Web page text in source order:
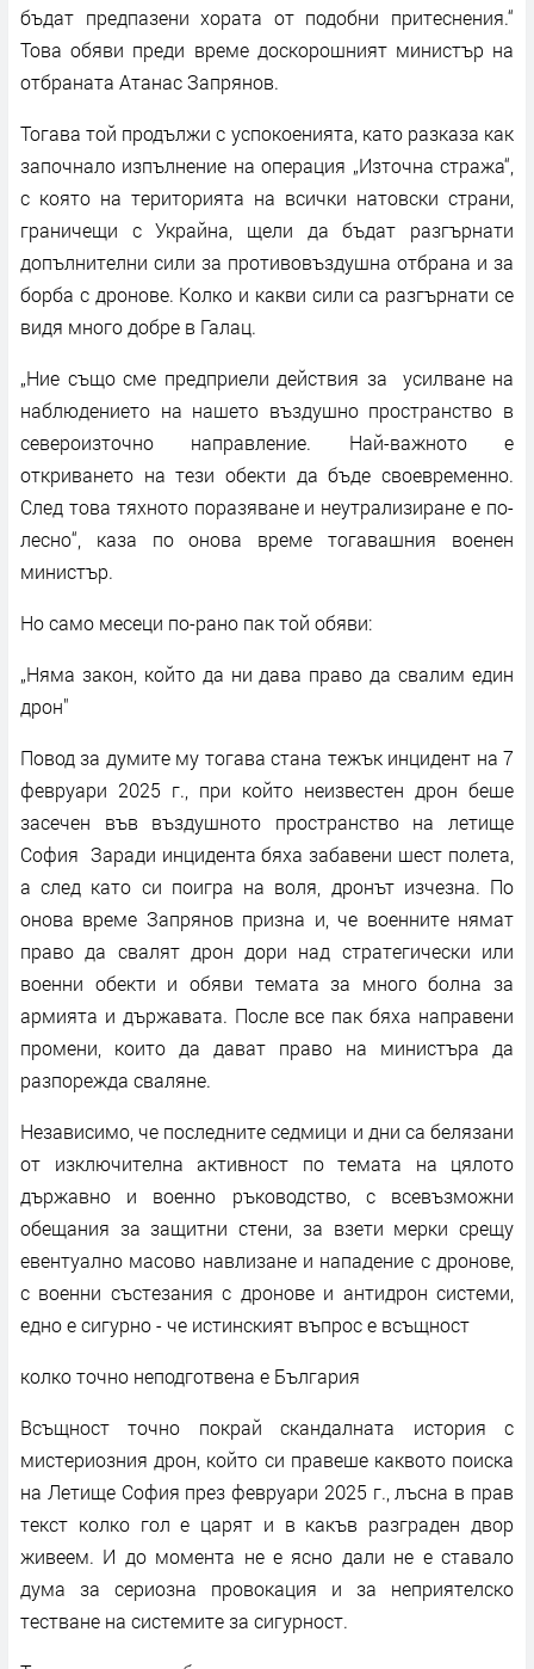
бъдат предпазени хората от подобни притеснения.“
Това обяви преди време доскорошният министър на
отбраната Атанас Запрянов.
Тогава той продължи с успокоенията, като разказа как
започнало изпълнение на операция „Източна стража“,
с която на територията на всички натовски страни,
граничещи с Украйна, щели да бъдат разгърнати
допълнителни сили за противовъздушна отбрана и за
борба с дронове. Колко и какви сили са разгърнати се
видя много добре в Галац.
„Ние също сме предприели действия за усилване на
наблюдението на нашето въздушно пространство в
североизточно направление. Най-важното е
откриването на тези обекти да бъде своевременно.
След това тяхното поразяване и неутрализиране е по-
лесно“, каза по онова време тогавашния военен
министър.
Но само месеци по-рано пак той обяви:
„Няма закон, който да ни дава право да свалим един
дрон"
Повод за думите му тогава стана тежък инцидент на 7
февруари 2025 г., при който неизвестен дрон беше
засечен във въздушното пространство на летище
София Заради инцидента бяха забавени шест полета,
а след като си поигра на воля, дронът изчезна. По
онова време Запрянов призна и, че военните нямат
право да свалят дрон дори над стратегически или
военни обекти и обяви темата за много болна за
армията и държавата. После все пак бяха направени
промени, които да дават право на министъра да
разпорежда сваляне.
Независимо, че последните седмици и дни са белязани
от изключителна активност по темата на цялото
държавно и военно ръководство, с всевъзможни
обещания за защитни стени, за взети мерки срещу
евентуално масово навлизане и нападение с дронове,
с военни състезания с дронове и антидрон системи,
едно е сигурно - че истинският въпрос е всъщност
колко точно неподготвена е България
Всъщност точно покрай скандалната история с
мистериозния дрон, който си правеше каквото поиска
на Летище София през февруари 2025 г., лъсна в прав
текст колко гол е царят и в какъв разграден двор
живеем. И до момента не е ясно дали не е ставало
дума за сериозна провокация и за неприятелско
тестване на системите за сигурност.